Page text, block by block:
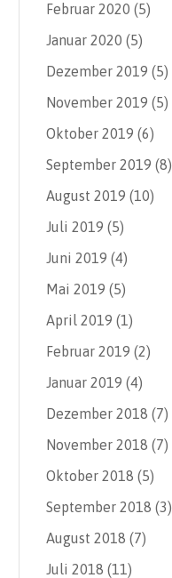
Februar 2020 (5)
Januar 2020 (5)
Dezember 2019 (5)
November 2019 (5)
Oktober 2019 (6)
September 2019 (8)
August 2019 (10)
Juli 2019 (5)
Juni 2019 (4)
Mai 2019 (5)
April 2019 (1)
Februar 2019 (2)
Januar 2019 (4)
Dezember 2018 (7)
November 2018 (7)
Oktober 2018 (5)
September 2018 (3)
August 2018 (7)
Juli 2018 (11)